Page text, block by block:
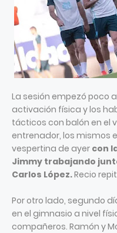
La sesión empezó poco
activación física y los
tácticos con balón en el
entrenador, los mismos
vespertina de ayer con
Jimmy trabajando
Carlos López.Recio
Por otro lado, segundo
en el gimnasio a nivel
compañeros. Ramón y